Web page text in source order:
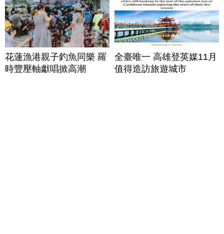
花蓮漁港親子釣魚同樂 羅
時豐壓軸獻唱掀高潮
全臺唯一 高雄登英媒11月
值得造訪旅遊城市